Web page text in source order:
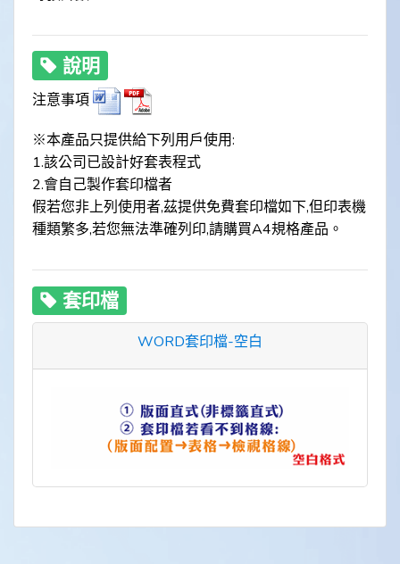
說明
注意事項
※本產品只提供給下列用戶使用:
1.該公司已設計好套表程式
2.會自己製作套印檔者
假若您非上列使用者,茲提供免費套印檔如下,但印表機
種類繁多,若您無法準確列印,請購買A4規格產品。
套印檔
WORD套印檔-空白